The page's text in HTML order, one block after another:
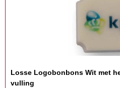
Losse Logobonbons Wit met
vulling